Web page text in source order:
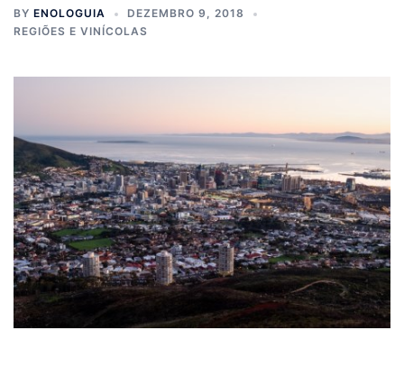
BY ENOLOGUIA
DEZEMBRO 9, 2018
REGIÕES E VINÍCOLAS